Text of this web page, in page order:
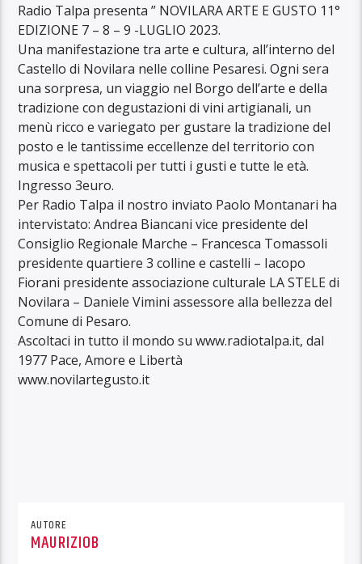
Radio Talpa presenta ” NOVILARA ARTE E GUSTO 11°
EDIZIONE 7 – 8 – 9 -LUGLIO 2023.
Una manifestazione tra arte e cultura, all’interno del
Castello di Novilara nelle colline Pesaresi. Ogni sera
una sorpresa, un viaggio nel Borgo dell’arte e della
tradizione con degustazioni di vini artigianali, un
menù ricco e variegato per gustare la tradizione del
posto e le tantissime eccellenze del territorio con
musica e spettacoli per tutti i gusti e tutte le età.
Ingresso 3euro.
Per Radio Talpa il nostro inviato Paolo Montanari ha
intervistato: Andrea Biancani vice presidente del
Consiglio Regionale Marche – Francesca Tomassoli
presidente quartiere 3 colline e castelli – Iacopo
Fiorani presidente associazione culturale LA STELE di
Novilara – Daniele Vimini assessore alla bellezza del
Comune di Pesaro.
Ascoltaci in tutto il mondo su www.radiotalpa.it, dal
1977 Pace, Amore e Libertà
www.novilartegusto.it
AUTORE
MAURIZIOB